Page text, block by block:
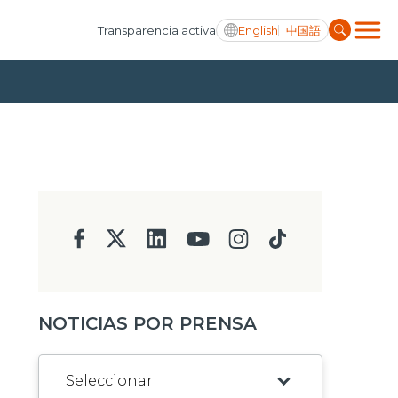
Transparencia activa English 中国語
NOTICIAS POR PRENSA